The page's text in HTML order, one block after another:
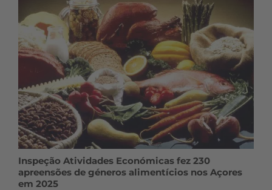
Inspeção Atividades Económicas fez 230
apreensões de géneros alimentícios nos Açores
em 2025